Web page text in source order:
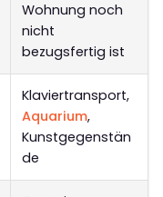
Wohnung noch
nicht
bezugsfertig ist
Klaviertransport,
Aquarium,
Kunstgegenstän
de